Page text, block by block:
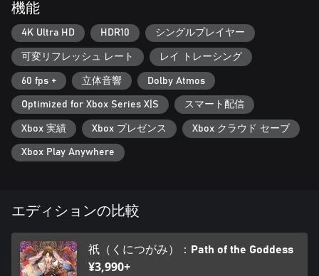
機能
4K Ultra HD HDR10 シングルプレイヤー
可変リフレッシュ レート レイ トレーシング
60 fps + 立体音響 Dolby Atmos
Optimized for Xbox Series X|S スマート配信
Xbox 実績 Xbox プレゼンス Xbox クラウド セーブ
Xbox Play Anywhere
エディションの比較
祇（くにつがみ）：Path of the Goddess
¥3,990+